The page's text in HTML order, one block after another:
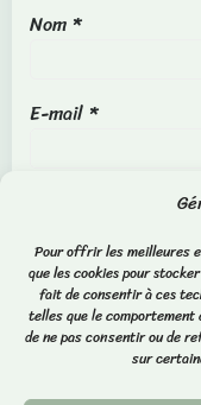
Pour offrir les meilleures
que les cookies pour
fait de consentir à ces
telles que le
de ne pas consentir ou de
sur
Nom *
E-mail *